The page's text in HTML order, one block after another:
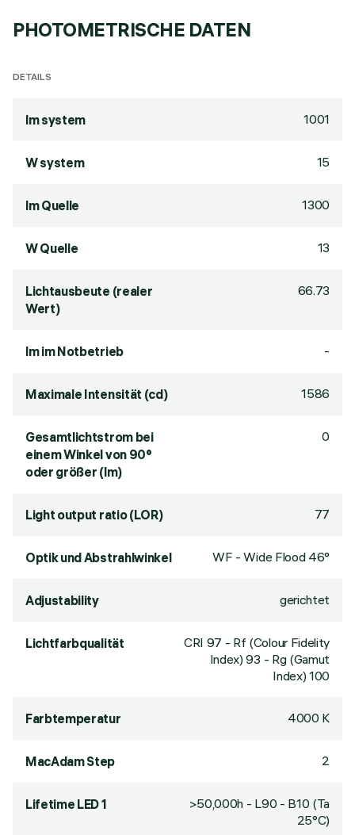
PHOTOMETRISCHE DATEN
DETAILS
lm system 1001
W system 15
lm Quelle 1300
W Quelle 13
Lichtausbeute (realer
Wert)
66.73
lm im Notbetrieb -
Maximale Intensität (cd) 1586
Gesamtlichtstrom bei
einem Winkel von 90°
oder größer (lm)
0
Light output ratio (LOR) 77
Optik und Abstrahlwinkel WF - Wide Flood 46°
Adjustability gerichtet
Lichtfarbqualität CRI 97 - Rf (Colour Fidelity
Index) 93 - Rg (Gamut
Index) 100
Farbtemperatur 4000 K
MacAdam Step 2
Lifetime LED 1
>50,000h - L90 - B10 (Ta
25°C)